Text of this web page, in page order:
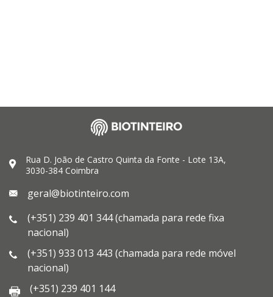
Rua D. João de Castro Quinta da Fonte - Lote 13A,
3030-384 Coimbra
geral@biotinteiro.com
(+351) 239 401 344 (chamada para rede fixa
nacional)
(+351) 933 013 443 (chamada para rede móvel
nacional)
(+351) 239 401 144